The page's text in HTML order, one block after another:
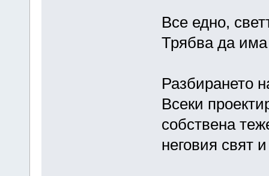
Все едно,
Трябва да
Разбирането
Всеки
собствена
неговия свят